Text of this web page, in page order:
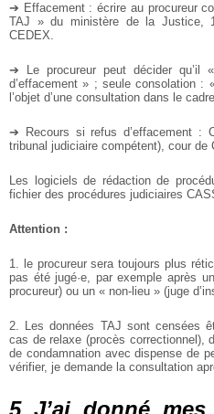
➔ Effacement : écrire au procureur
TAJ » du ministère de la Justice,
CEDEX.
➔ Le procureur peut décider
d’effacement » ; seule consolation :
l’objet d’une consultation dans le
➔ Recours si refus d’effacement :
tribunal judiciaire compétent), cour de
Les logiciels de rédaction de
fichier des procédures judiciaires
Attention :
1. le procureur sera toujours plus
pas été jugé·e, par exemple après
procureur) ou un « non-lieu » (juge
2. Les données TAJ sont censées
cas de relaxe (procès correctionnel),
de condamnation avec dispense de
vérifier, je demande la consultation
5 J’ai donné